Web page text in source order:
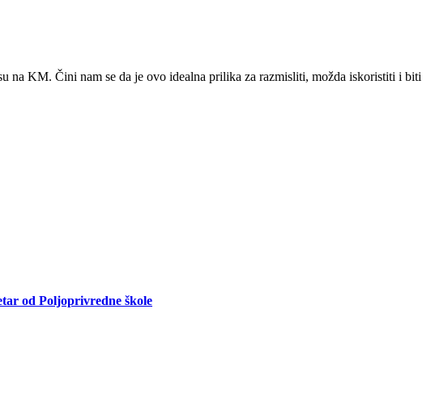
na KM. Čini nam se da je ovo idealna prilika za razmisliti, možda iskoristiti i biti
od Poljoprivredne škole